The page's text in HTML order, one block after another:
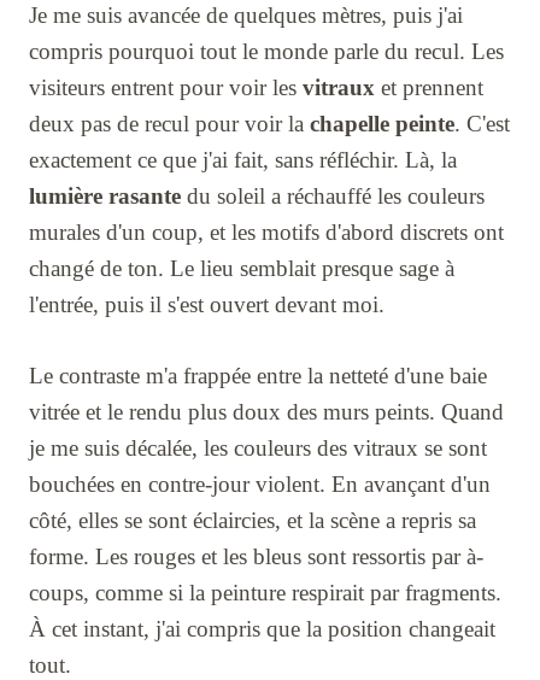
Je me suis avancée de quelques mètres, puis j'ai
compris pourquoi tout le monde parle du recul. Les
visiteurs entrent pour voir les vitraux et prennent
deux pas de recul pour voir la chapelle peinte. C'est
exactement ce que j'ai fait, sans réfléchir. Là, la
lumière rasante du soleil a réchauffé les couleurs
murales d'un coup, et les motifs d'abord discrets ont
changé de ton. Le lieu semblait presque sage à
l'entrée, puis il s'est ouvert devant moi.
Le contraste m'a frappée entre la netteté d'une baie
vitrée et le rendu plus doux des murs peints. Quand
je me suis décalée, les couleurs des vitraux se sont
bouchées en contre-jour violent. En avançant d'un
côté, elles se sont éclaircies, et la scène a repris sa
forme. Les rouges et les bleus sont ressortis par à-
coups, comme si la peinture respirait par fragments.
À cet instant, j'ai compris que la position changeait
tout.